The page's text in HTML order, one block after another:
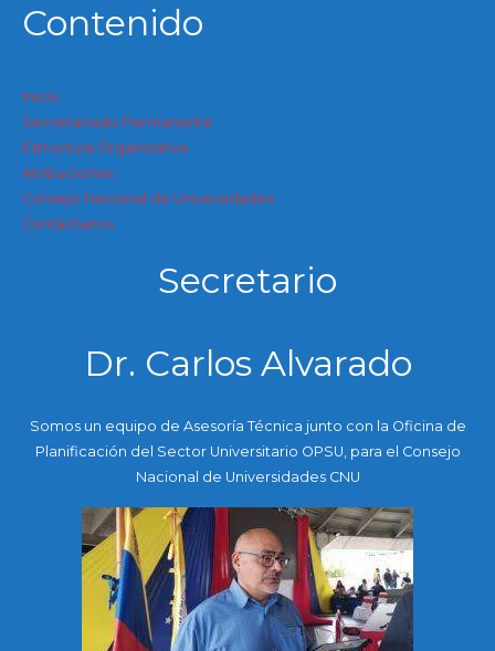
Contenido
Inicio
Secretariado Permanente
Estructura Organizativa
Atribuciones
Consejo Nacional de Universidades
Contáctanos
Secretario
Dr. Carlos Alvarado
Somos un equipo de Asesoría Técnica junto con la Oficina de
Planificación del Sector Universitario OPSU, para el Consejo
Nacional de Universidades CNU